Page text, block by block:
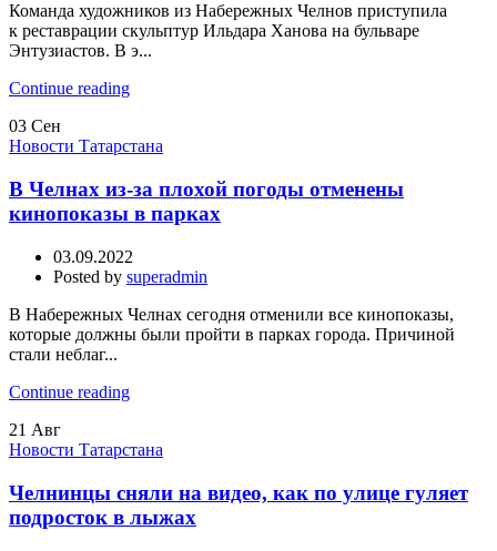
Команда художников из Набережных Челнов приступила
к реставрации скульптур Ильдара Ханова на бульваре
Энтузиастов. В э...
Continue reading
03 Сен
Новости Татарстана
В Челнах из-за плохой погоды отменены
кинопоказы в парках
03.09.2022
Posted by superadmin
В Набережных Челнах сегодня отменили все кинопоказы,
которые должны были пройти в парках города. Причиной
стали неблаг...
Continue reading
21 Авг
Новости Татарстана
Челнинцы сняли на видео, как по улице гуляет
подросток в лыжах